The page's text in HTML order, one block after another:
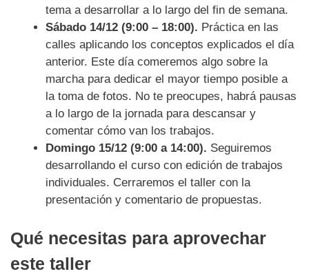
tema a desarrollar a lo largo del fin de semana.
Sábado 14/12 (9:00 – 18:00). Práctica en las
calles aplicando los conceptos explicados el día
anterior. Este día comeremos algo sobre la
marcha para dedicar el mayor tiempo posible a
la toma de fotos. No te preocupes, habrá pausas
a lo largo de la jornada para descansar y
comentar cómo van los trabajos.
Domingo 15/12 (9:00 a 14:00). Seguiremos
desarrollando el curso con edición de trabajos
individuales. Cerraremos el taller con la
presentación y comentario de propuestas.
Qué necesitas para aprovechar
este taller